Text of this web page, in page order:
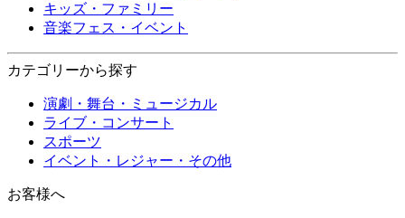
キッズ・ファミリー
音楽フェス・イベント
カテゴリーから探す
演劇・舞台・ミュージカル
ライブ・コンサート
スポーツ
イベント・レジャー・その他
お客様へ